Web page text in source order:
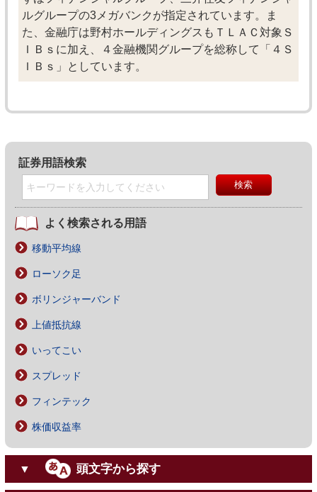
ルグループの3メガバンクが指定されています。ま
た、金融庁は野村ホールディングスもＴＬＡＣ対象Ｓ
ＩＢｓに加え、４金融機関グループを総称して「４Ｓ
ＩＢｓ」としています。
証券用語検索
よく検索される用語
移動平均線
ローソク足
ボリンジャーバンド
上値抵抗線
いってこい
スプレッド
フィンテック
株価収益率
▼ 頭文字から探す